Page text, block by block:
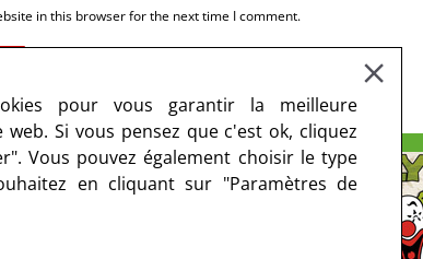
in this browser for the next time I comment.
le web
pour vous garantir la meilleure
Si vous pensez que c'est ok, cliquez
Vous pouvez également choisir le type
en cliquant sur "Paramètres de